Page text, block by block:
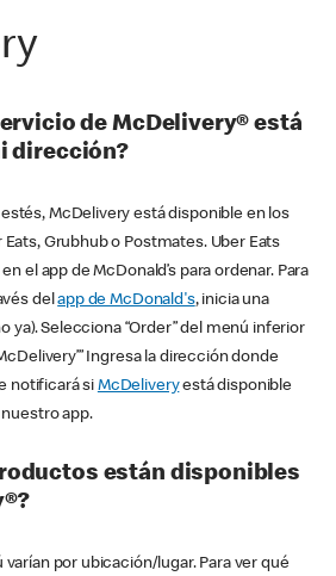
de McDelivery® está
dirección?
McDelivery está disponible en los
Grubhub o Postmates. Uber Eats
el app de McDonald’s para ordenar. Para
delapp de McDonald's, inicia una
ya). Selecciona “Order” del menú inferior
Ingresa la dirección donde
notificará si McDeliveryestá disponible
app.
están disponibles
por ubicación/lugar. Para ver qué